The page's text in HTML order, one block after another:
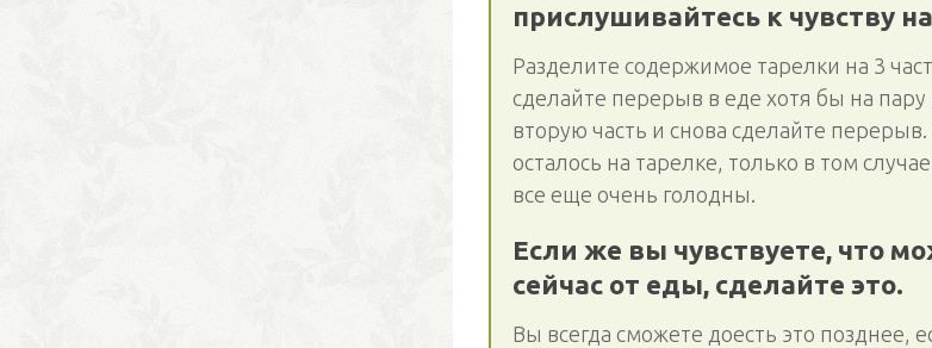
прислушивайтесь к чувству
Разделите содержимое тарелки на 3
сделайте перерыв в еде хотя бы на
вторую часть и снова сделайте
осталось на тарелке, только в том
все еще очень голодны.
Если же вы чувствуете, что
сейчас от еды, сделайте это.
Вы всегда сможете доесть это позднее,